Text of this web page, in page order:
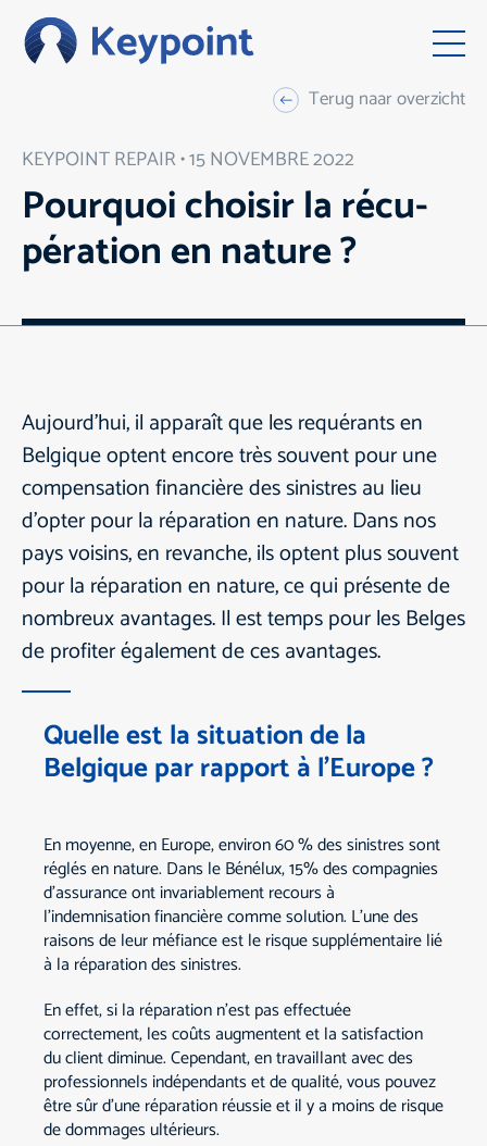
KEYPOINT REPAIR • 15 NOVEMBRE 2022
Pour­quoi choi­sir la récu­
pé­ra­ti­on en nature ?
Terug naar overzicht
Aujourd'hui, il apparaît que les requérants en
Belgique optent encore très souvent pour une
compensation financière des sinistres au lieu
d'opter pour la réparation en nature. Dans nos
pays voisins, en revanche, ils optent plus souvent
pour la réparation en nature, ce qui présente de
nombreux avantages. Il est temps pour les Belges
de profiter également de ces avantages.
Quelle est la situation de la
Belgique par rapport à l'Europe ?
En moyenne, en Europe, environ 60 % des sinistres sont
réglés en nature. Dans le Bénélux, 15% des compagnies
d'assurance ont invariablement recours à
l'indemnisation financière comme solution. L'une des
raisons de leur méfiance est le risque supplémentaire lié
à la réparation des sinistres.
En effet, si la réparation n'est pas effectuée
correctement, les coûts augmentent et la satisfaction
du client diminue. Cependant, en travaillant avec des
professionnels indépendants et de qualité, vous pouvez
être sûr d'une réparation réussie et il y a moins de risque
de dommages ultérieurs.